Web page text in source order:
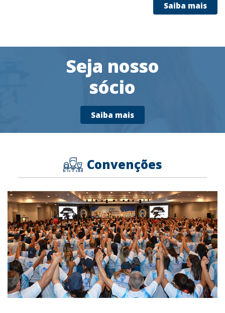
Saiba mais
Seja nosso
sócio
Saiba mais
Convenções